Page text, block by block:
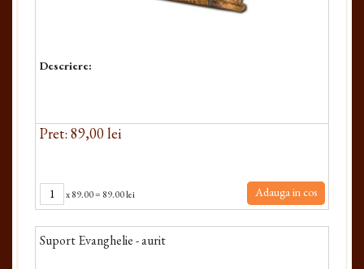
Descriere:
Pret: 89,00 lei
x89.00= 89.00 lei Adauga in cos
Suport Evanghelie - aurit